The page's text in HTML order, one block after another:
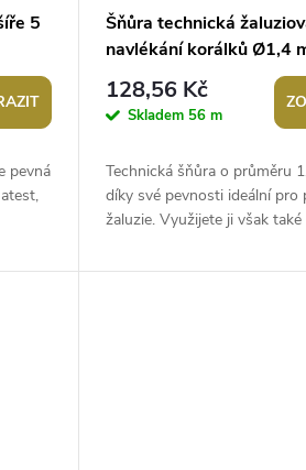
5
pevná
Šňůra technická
navlékání korálků Ø1,4
128,56 Kč
Skladem 56 m
Technická šňůra o průměru
díky své pevnosti ideální pro
žaluzie. Využijete ji však